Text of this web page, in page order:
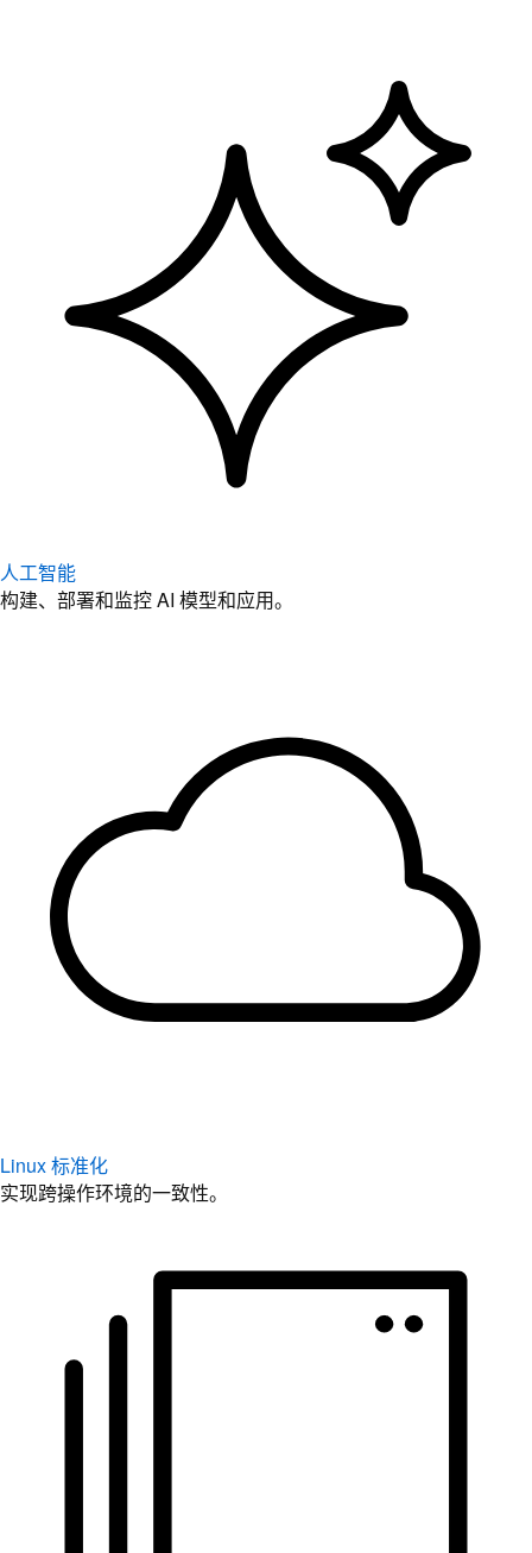
人工智能
构建、部署和监控 AI 模型和应用。
Linux 标准化
实现跨操作环境的一致性。